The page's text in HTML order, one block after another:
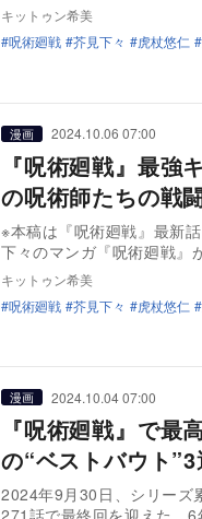
キットゥン希美
呪術廻戦
芥見下々 虎杖悠仁
漫画 2024.10.06 07:00
『呪術廻戦』最
の呪術師たちの戦
※本稿は『呪術廻戦』最新
下々のマンガ『呪術廻戦
キットゥン希美
呪術廻戦
芥見下々 虎杖悠仁
漫画 2024.10.04 07:00
『呪術廻戦』で
の“ベストバウト”3
2024年9月30日、シリーズ